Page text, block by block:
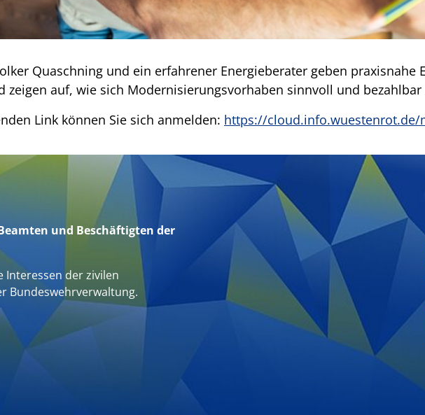
Quaschning und ein erfahrener Energieberater geben praxisnahe
zeigen auf, wie sich Modernisierungsvorhaben sinnvoll und bezahlbar
Link können Sie sich anmelden: https://cloud.info.wuestenrot.de/
und Beschäftigten der
Interessen der zivilen
Bundeswehrverwaltung.